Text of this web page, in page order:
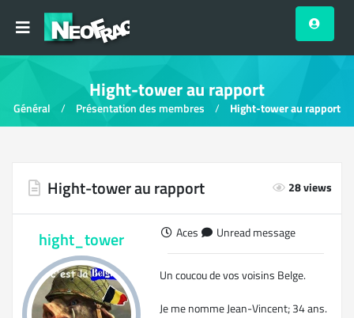
Hight-tower au rapport
Général Présentation des membres Hight-tower au rapport
28 views
Hight-tower au rapport
hight_tower Aces Unread message
Un coucou de vos voisins Belge.
Je me nomme Jean-Vincent; 34 ans.